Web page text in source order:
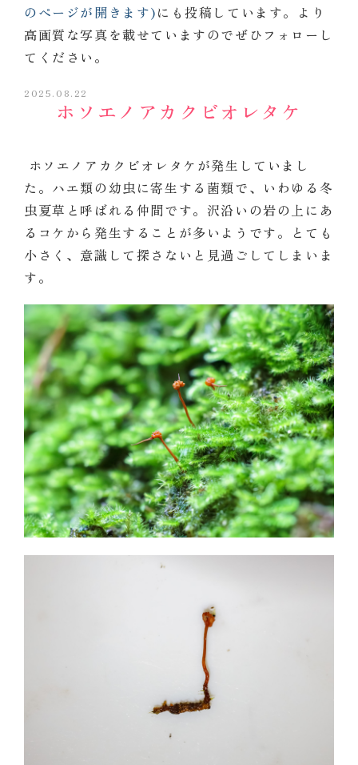
のページが開きます)にも投稿しています。より
高画質な写真を載せていますのでぜひフォローし
てください。
2025.08.22
ホソエノアカクビオレタケ
ホソエノアカクビオレタケが発生していまし
た。ハエ類の幼虫に寄生する菌類で、いわゆる冬
虫夏草と呼ばれる仲間です。沢沿いの岩の上にあ
るコケから発生することが多いようです。とても
小さく、意識して探さないと見過ごしてしまいま
す。